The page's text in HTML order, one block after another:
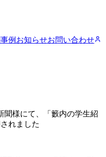
例 お知らせお問い合わせ
聞様にて、「籔内の学生紹
れました